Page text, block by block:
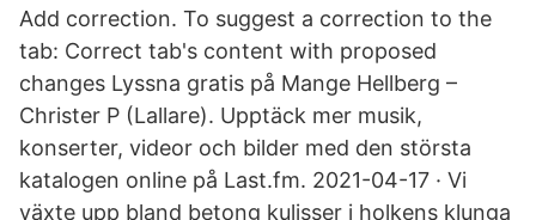
Add correction. To suggest a correction to the
tab: Correct tab's content with proposed
changes Lyssna gratis på Mange Hellberg –
Christer P (Lallare). Upptäck mer musik,
konserter, videor och bilder med den största
katalogen online på Last.fm. 2021-04-17 · Vi
växte upp bland betong kulisser i holkens klunga